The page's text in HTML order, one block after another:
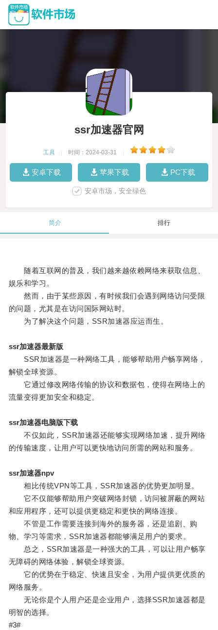
ssr加速器官网
工具 时间：2024-03-31
安卓下载 苹果下载 PC下载
安卓市场，安全绿色
简介 排行
随着互联网的普及，我们越来越依赖网络来获取信息、
娱乐和学习。
然而，由于某些原因，有时候我们会遇到网络访问受限
的问题，尤其是在访问国际网站时。
为了解决这个问题，SSR加速器应运而生。
ssr加速器最新版
SSR加速器是一种网络工具，能够帮助用户畅享网络，
解锁全球资源。
它通过修改网络传输的协议和数据包，使得在网络上的
流量变得更加安全和稳定。
ssr加速器电脑版下载
不仅如此，SSR加速器还能够实现网络加速，提升网络
的传输速度，让用户可以更快地访问所需的网站和服务。
ssr加速器npv
相比传统VPN等工具，SSR加速器的优势更加明显。
它不仅能够帮助用户突破网络封锁，访问被屏蔽的网站
和应用程序，还可以提供更稳定和更快的网络连接。
不管是工作需要连接到海外的服务器，还是追剧、购
物、学习等需求，SSR加速器都能够满足用户的要求。
总之，SSR加速器是一种强大的工具，可以让用户畅享
无障碍的网络体验，解锁全球资源。
它的优势在于稳定、快速且安全，为用户提供更优质的
网络服务。
无论你是个人用户还是企业用户，选择SSR加速器都是
明智的选择。
#3#